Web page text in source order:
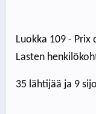
Luokka 109 - Prix
Lasten
35 lähtijää ja 9